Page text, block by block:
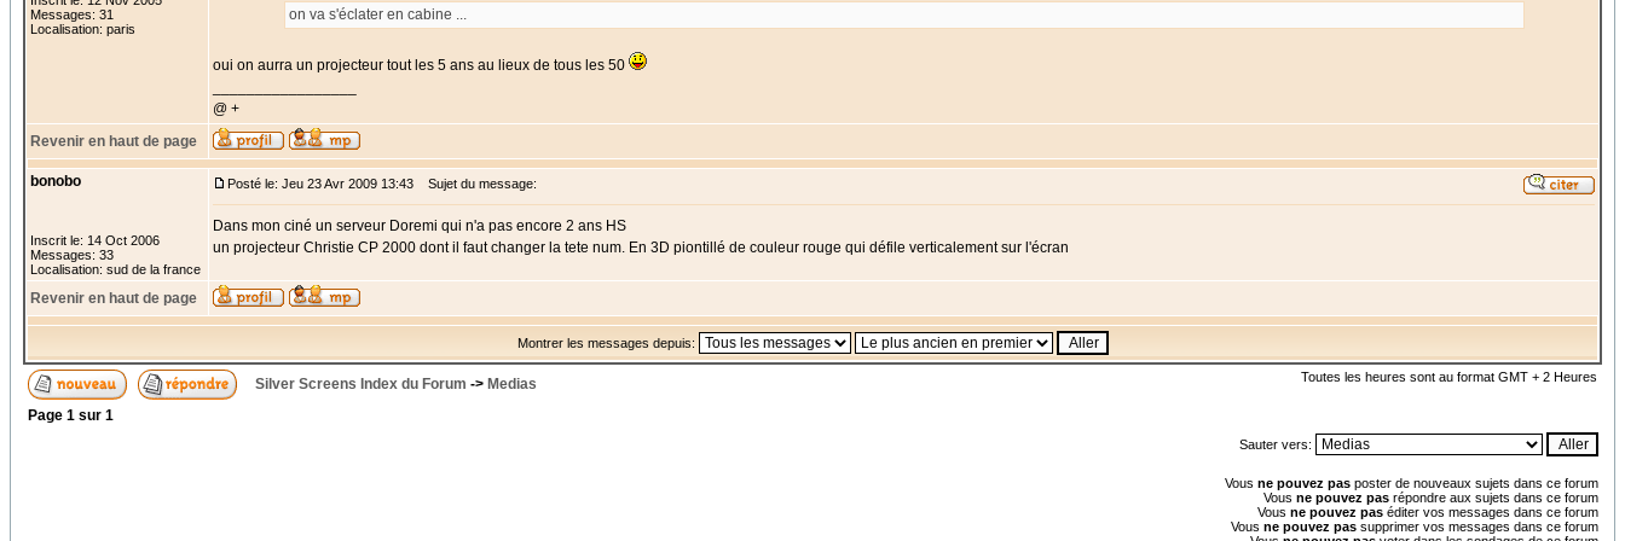
Messages: 31
Localisation: paris
on va s'éclater en cabine ...
oui on aurra un projecteur tout les 5 ans au lieux de tous les 50
@ +
Revenir en haut de page
bonobo
Inscrit le: 14 Oct 2006
Messages: 33
Localisation: sud de la france
Posté le: Jeu 23 Avr 2009 13:43 Sujet du message:
Dans mon ciné un serveur Doremi qui n'a pas encore 2 ans HS
un projecteur Christie CP 2000 dont il faut changer la tete num. En 3D piontillé de couleur rouge qui défile verticalement sur l'écran
Revenir en haut de page
Montrer les messages depuis:
Silver Screens Index du Forum -> Medias Toutes les heures sont au format GMT + 2 Heures
Page 1 sur 1
Sauter vers:
Vous ne pouvez pas poster de nouveaux sujets dans ce forum
Vous ne pouvez pas répondre aux sujets dans ce forum
Vous ne pouvez pas éditer vos messages dans ce forum
Vous ne pouvez pas supprimer vos messages dans ce forum